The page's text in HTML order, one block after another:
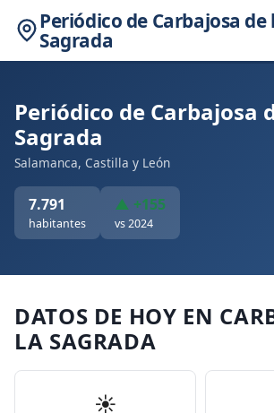
Periódico de Carbajosa de
Sagrada
Periódico de Carbajosa
Sagrada
Salamanca, Castilla y León
7.791
habitantes
▲ +155
vs 2024
DATOS DE HOY EN
LA SAGRADA
☀️